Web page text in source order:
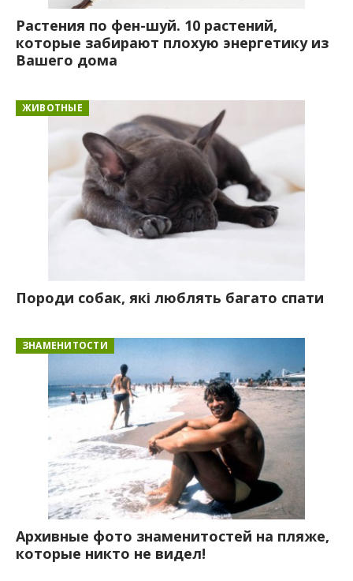
Растения по фен-шуй. 10 растений,
которые забирают плохую энергетику из
Вашего дома
ЖИВОТНЫЕ
Породи собак, які люблять багато спати
ЗНАМЕНИТОСТИ
Архивные фото знаменитостей на пляже,
которые никто не видел!